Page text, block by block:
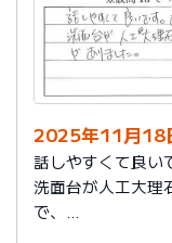
2025年11月18
話しやすくて良い
洗面台が人工大理
で、